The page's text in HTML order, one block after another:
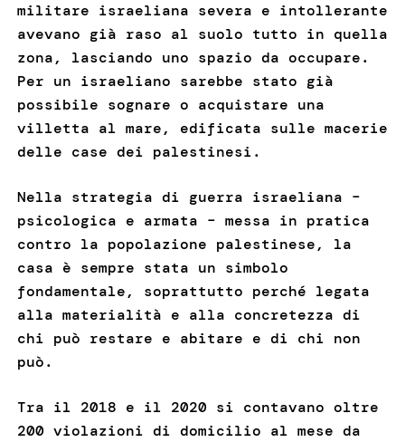
militare israeliana severa e intollerante
avevano già raso al suolo tutto in quella
zona, lasciando uno spazio da occupare.
Per un israeliano sarebbe stato già
possibile sognare o acquistare una
villetta al mare, edificata sulle macerie
delle case dei palestinesi.
Nella strategia di guerra israeliana –
psicologica e armata – messa in pratica
contro la popolazione palestinese, la
casa è sempre stata un simbolo
fondamentale, soprattutto perché legata
alla materialità e alla concretezza di
chi può restare e abitare e di chi non
può.
Tra il 2018 e il 2020 si contavano oltre
200 violazioni di domicilio al mese da